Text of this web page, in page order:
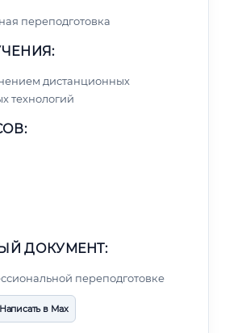
переподготовка
дистанционных
технологий
ДОКУМЕНТ:
переподготовке
Написать в Max